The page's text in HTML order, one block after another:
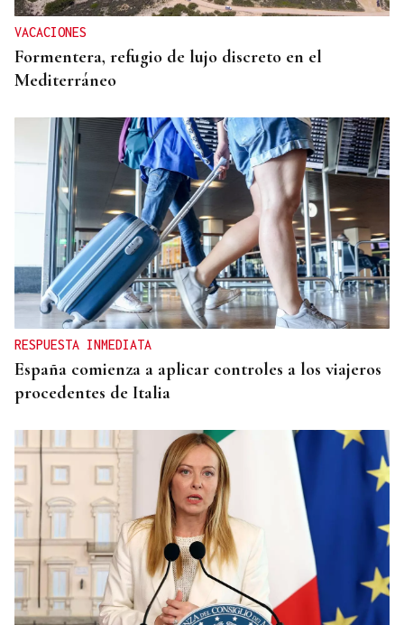
VACACIONES
Formentera, refugio de lujo discreto en el
Mediterráneo
RESPUESTA INMEDIATA
España comienza a aplicar controles a los viajeros
procedentes de Italia